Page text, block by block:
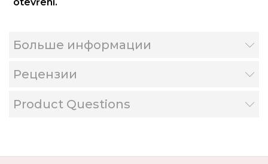
Больше информации
Рецензии
Product Questions